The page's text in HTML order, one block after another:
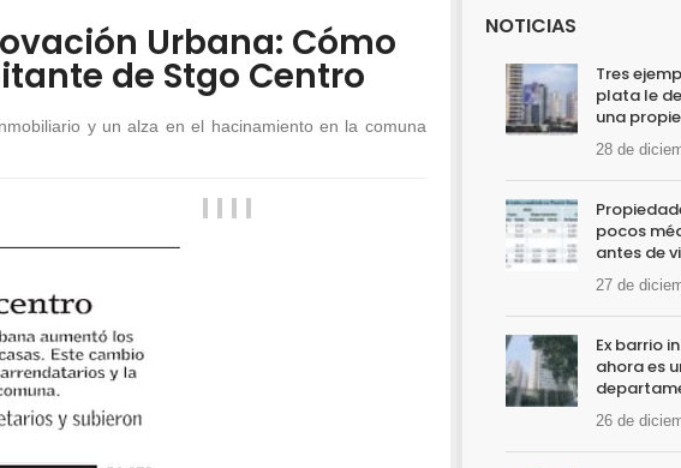
Urbana: Cómo
de Stgo Centro
y un alza en el hacinamiento en la comuna
NOTICIAS
Tres
plata le
una
28 de
pocos
antes de
27 de
Ex barrio
ahora es
26 de